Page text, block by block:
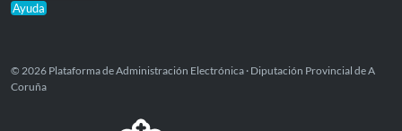
Ayuda
© 2026 Plataforma de Administración Electrónica · Diputación Provincial de A
Coruña